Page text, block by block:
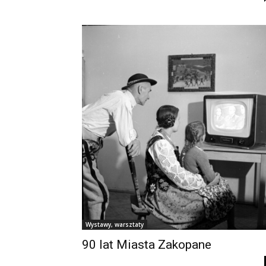
Wystawy, warsztaty
90 lat Miasta Zakopane